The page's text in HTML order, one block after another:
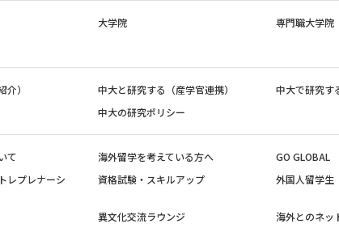
大学院
専門職大学院
） 中大と研究する（産学官連携）
中大で研究す
中大の研究ポリシー
て 海外留学を考えている方へ
GO GLOBAL
レプレナーシ
資格試験・スキルアップ 外国人留学生
異文化交流ラウンジ
海外とのネッ